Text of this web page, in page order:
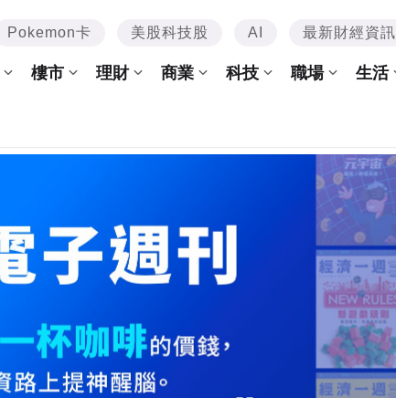
Pokemon卡 美股科技股 AI 最新財經資訊
樓市 理財 商業 科技 職場 生活